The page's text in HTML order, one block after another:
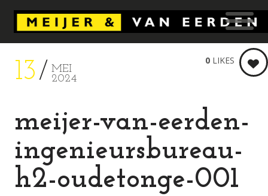
13
MEI
2024
meijer-van-eerden-
ingenieursbureau-
h2-oudetonge-001
0 LIKES